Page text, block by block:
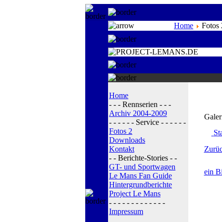
Home Fotos
Home
- - - Rennserien - - -
Archiv 2004-2009
- - - - - - Service - - - - - -
Fotos 2
Downloads
Kontakt
- - Berichte-Stories - -
GT- und Sportwagen
Le Mans Fan Guide
Hintergrundberichte
Project Le Mans
- - - - - - - - - - - - -
Impressum
ein